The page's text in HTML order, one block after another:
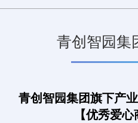
青创智园集
青创智园集团旗下产
【优秀爱